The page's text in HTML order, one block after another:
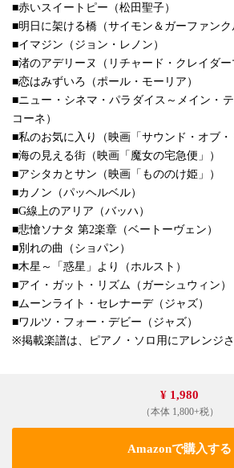
■赤いスイートピー（松田聖子）
■明日に架ける橋（サイモン＆ガーファンク
■イマジン（ジョン・レノン）
■渚のアデリーヌ（リチャード・クレイダー
■恋はみずいろ（ポール・モーリア）
■ニュー・シネマ・パラダイス～メイン・
コーネ）
■私のお気に入り（映画「サウンド・オブ・
■海の見える街（映画「魔女の宅急便」）
■アシタカとサン（映画「もののけ姫」）
■カノン（パッヘルベル）
■G線上のアリア（バッハ）
■悲愴ソナタ 第2楽章（ベートーヴェン）
■別れの曲（ショパン）
■木星～「惑星」より（ホルスト）
■アイ・ガット・リズム（ガーシュウィン）
■ムーンライト・セレナーデ（ジャズ）
■ワルツ・フォー・デビー（ジャズ）
※掲載楽譜は、ピアノ・ソロ用にアレンジさ
¥ 1,980
（本体 1,800+税）
Amazonで購入する